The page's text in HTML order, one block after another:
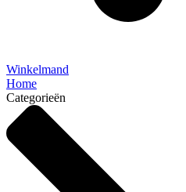
Winkelmand
Home
Categorieën